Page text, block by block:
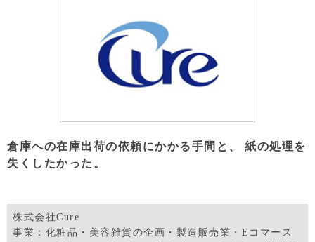
倉庫への在庫出荷の依頼にかかる⼿間と、 紙の処理を
失くしたかった。
株式会社Cure
事業：化粧品・美容雑貨の企画・製造販売業・Eコマース